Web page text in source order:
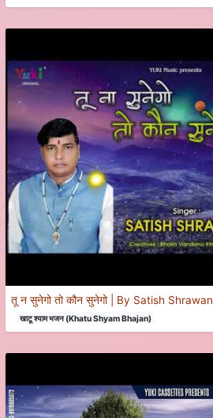
तू न सुनेगो तो कौन सुनेगो | By Satish Shrawan
खाटू श्याम भजन (Khatu Shyam Bhajan)